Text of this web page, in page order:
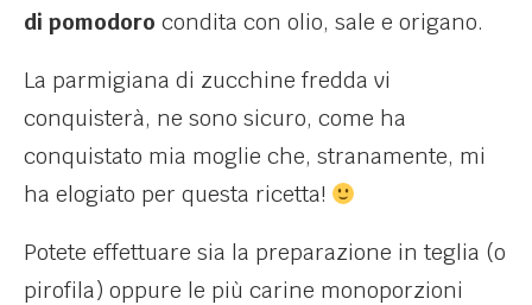
di pomodoro condita con olio, sale e origano.
La parmigiana di zucchine fredda vi
conquisterà, ne sono sicuro, come ha
conquistato mia moglie che, stranamente, mi
ha elogiato per questa ricetta!
Potete effettuare sia la preparazione in teglia (o
pirofila) oppure le più carine monoporzioni